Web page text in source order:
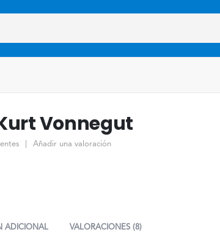
Vonnegut
Añadir una valoración
ADICIONAL VALORACIONES (8)